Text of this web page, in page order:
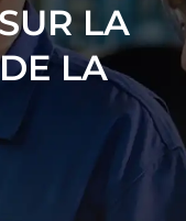
LA
LA